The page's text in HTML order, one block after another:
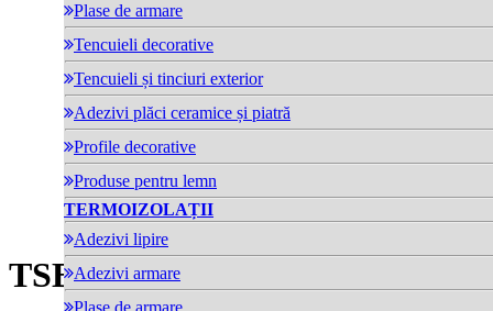
Plase de armare
Tencuieli decorative
Tencuieli și tinciuri exterior
Adezivi plăci ceramice și piatră
Profile decorative
Produse pentru lemn
TERMOIZOLAȚII
Adezivi lipire
Adezivi armare
Plase de armare
TSBD 8- Diblu TSBD 280mm